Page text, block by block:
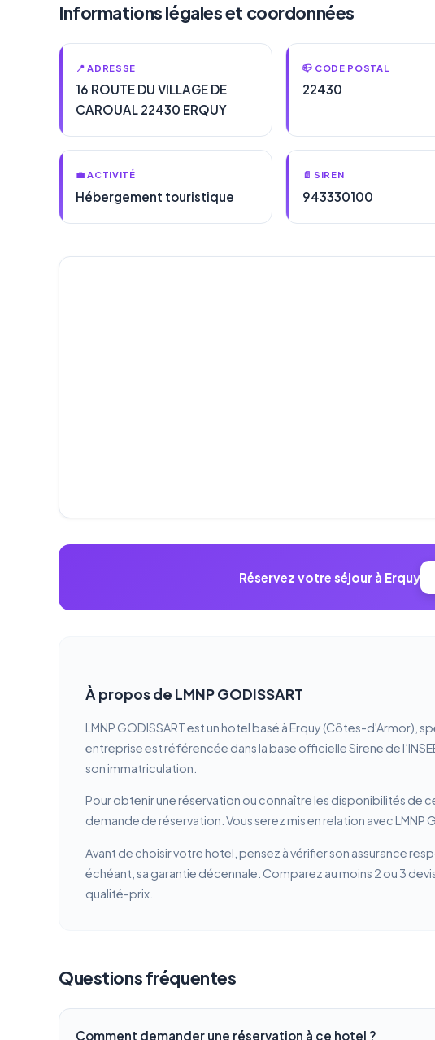
Informations légales et coordonnées
📍 ADRESSE
16 ROUTE DU VILLAGE DE
CAROUAL 22430 ERQUY
📪 CODE POSTAL
22430
💼 ACTIVITÉ
Hébergement touristique
📄 SIREN
943330100
Réservez votre séjour à Erquy
À propos de LMNP GODISSART
LMNP GODISSART est un hotel basé à Erquy (Côtes-d'Armor),
entreprise est référencée dans la base officielle Sirene de
son immatriculation.
Pour obtenir une réservation ou connaître les disponibilités de
demande de réservation. Vous serez mis en relation avec LMNP
Avant de choisir votre hotel, pensez à vérifier son assurance
échéant, sa garantie décennale. Comparez au moins 2 ou 3
qualité-prix.
Questions fréquentes
Comment demander une réservation à ce hotel ?